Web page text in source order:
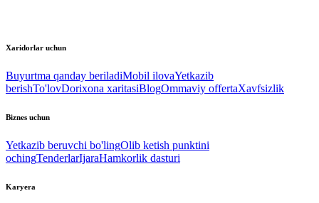
Xaridorlar uchun
Buyurtma qanday beriladiMobil ilovaYetkazib
berishTo'lovDorixona xaritasiBlogOmmaviy offertaXavfsizlik
Biznes uchun
Yetkazib beruvchi bo'lingOlib ketish punktini
ochingTenderlarIjaraHamkorlik dasturi
Karyera